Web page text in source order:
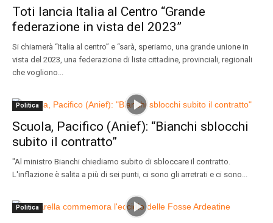
Toti lancia Italia al Centro “Grande
federazione in vista del 2023”
Si chiamerà “Italia al centro” e “sarà, speriamo, una grande unione in
vista del 2023, una federazione di liste cittadine, provinciali, regionali
che vogliono...
Politica
Scuola, Pacifico (Anief): “Bianchi sblocchi
subito il contratto”
"Al ministro Bianchi chiediamo subito di sbloccare il contratto.
L'inflazione è salita a più di sei punti, ci sono gli arretrati e ci sono...
Politica